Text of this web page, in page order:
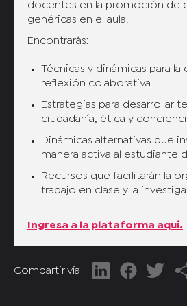
docentes en la promoción de
genéricas en el aula.
Encontrarás:
Técnicas y dinámicas para la
reflexión colaborativa
Estrategias para desarrollar
ciudadanía, ética y
Dinámicas alternativas que
manera activa al estudiante
Recursos que facilitarán la
trabajo en clase y la
Ingresa a la plataforma aquí.
Compartir vía